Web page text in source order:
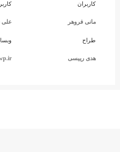
کاربران
مانی فروهر علی
طراح
هدی رییسی